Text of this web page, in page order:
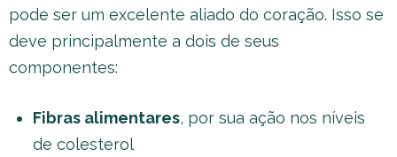
pode ser um excelente aliado do coração. Isso se
deve principalmente a dois de seus
componentes:
Fibras alimentares, por sua ação nos níveis
de colesterol